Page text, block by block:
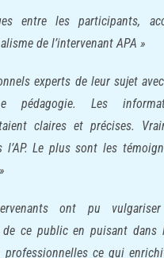
entre les participants,
de l’intervenant APA »
experts de leur sujet
pédagogie. Les
claires et précises.
l’AP. Le plus sont les
ont pu
de ce public en puisant dans
professionnelles ce qui